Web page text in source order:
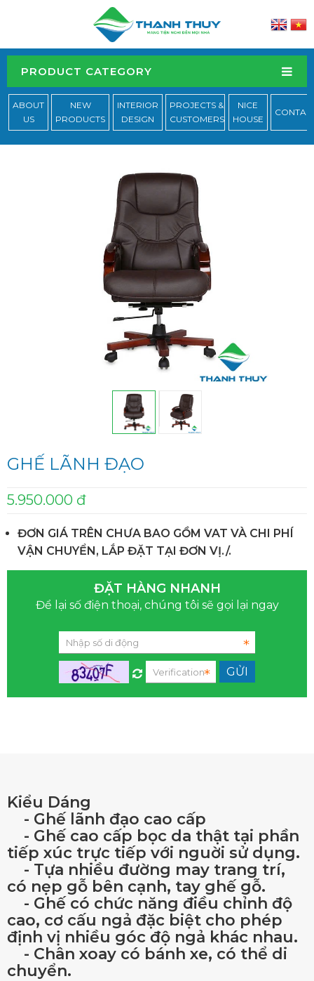
PRODUCT CATEGORY
ABOUT
US
NEW
PRODUCTS
INTERIOR
DESIGN
PROJECTS &
CUSTOMERS
NICE
HOUSE
GHẾ LÃNH ĐẠO
5.950.000 đ
ĐƠN GIÁ TRÊN CHƯA BAO GỒM VAT VÀ CHI PHÍ
VẬN CHUYỂN, LẮP ĐẶT TẠI ĐƠN VỊ./.
ĐẶT HÀNG NHANH
Để lại số điện thoại, chúng tôi sẽ gọi lại ngay
Kiểu Dáng
- Ghế lãnh đạo cao cấp
- Ghế cao cấp bọc da thật tại phần
tiếp xúc trực tiếp với nguời sử dụng.
- Tựa nhiều đường may trang trí,
có nẹp gỗ bên cạnh, tay ghế gỗ.
- Ghế có chức năng điều chỉnh độ
cao, cơ cấu ngả đặc biệt cho phép
định vị nhiều góc độ ngả khác nhau.
- Chân xoay có bánh xe, có thể di
chuyển.